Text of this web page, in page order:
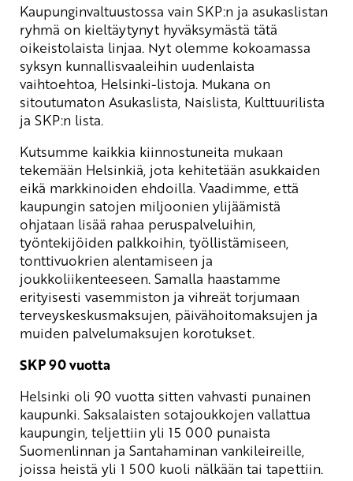
Kaupunginvaltuustossa vain SKP:n ja asukaslistan
ryhmä on kieltäytynyt hyväksymästä tätä
oikeistolaista linjaa. Nyt olemme kokoamassa
syksyn kunnallisvaaleihin uudenlaista
vaihtoehtoa, Helsinki-listoja. Mukana on
sitoutumaton Asukaslista, Naislista, Kulttuurilista
ja SKP:n lista.
Kutsumme kaikkia kiinnostuneita mukaan
tekemään Helsinkiä, jota kehitetään asukkaiden
eikä markkinoiden ehdoilla. Vaadimme, että
kaupungin satojen miljoonien ylijäämistä
ohjataan lisää rahaa peruspalveluihin,
työntekijöiden palkkoihin, työllistämiseen,
tonttivuokrien alentamiseen ja
joukkoliikenteeseen. Samalla haastamme
erityisesti vasemmiston ja vihreät torjumaan
terveyskeskusmaksujen, päivähoitomaksujen ja
muiden palvelumaksujen korotukset.
SKP 90 vuotta
Helsinki oli 90 vuotta sitten vahvasti punainen
kaupunki. Saksalaisten sotajoukkojen vallattua
kaupungin, teljettiin yli 15 000 punaista
Suomenlinnan ja Santahaminan vankileireille,
joissa heistä yli 1 500 kuoli nälkään tai tapettiin.